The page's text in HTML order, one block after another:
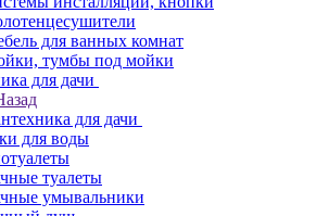
для ванных комнат
тумбы под мойки
для дачи
для дачи
для воды
туалеты
умывальники